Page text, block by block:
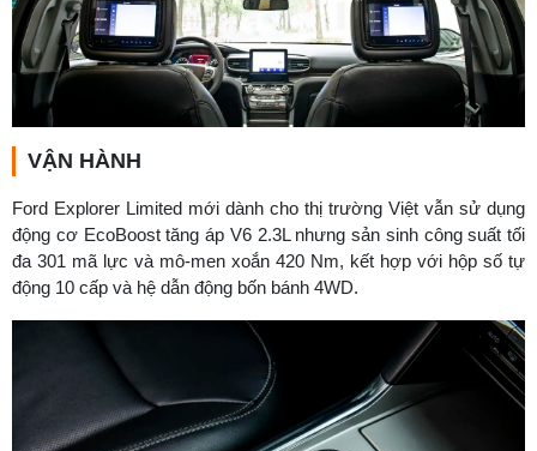
VẬN HÀNH
Ford Explorer Limited mới dành cho thị trường Việt vẫn sử dụng
động cơ EcoBoost tăng áp V6 2.3L nhưng sản sinh công suất tối
đa 301 mã lực và mô-men xoắn 420 Nm, kết hợp với hộp số tự
động 10 cấp và hệ dẫn động bốn bánh 4WD.